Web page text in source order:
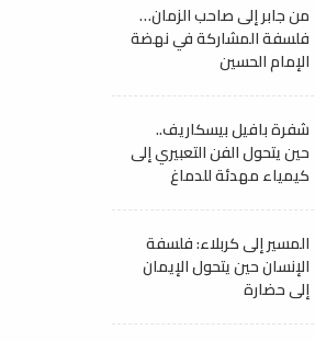
من جابر إلى صاحب الزمان…
فلسفة المشاركة في نهضة
الإمام الحسين
شفرة بافيل بيسكاريف..
حين يتحول الفن التعبيري إلى
كيمياء مهدئة للدماغ
المسير إلى كربلاء: فلسفة
الإنسان حين يتحول الإيمان
إلى حضارة